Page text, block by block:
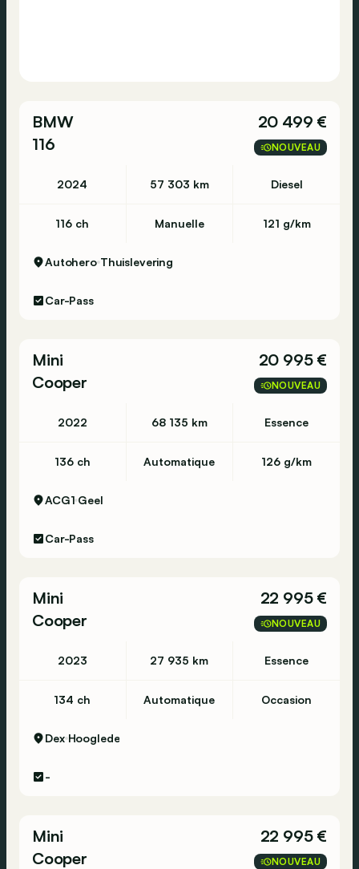
BMW
116
20 499 €
NOUVEAU
2024 57 303 km Diesel
116 ch Manuelle 121 g/km
Autohero Thuislevering
Car-Pass
Mini
Cooper
20 995 €
NOUVEAU
2022 68 135 km Essence
136 ch Automatique 126 g/km
ACG1 Geel
Car-Pass
Mini
Cooper
22 995 €
NOUVEAU
2023 27 935 km Essence
134 ch Automatique Occasion
Dex Hooglede
-
Mini
Cooper
22 995 €
NOUVEAU